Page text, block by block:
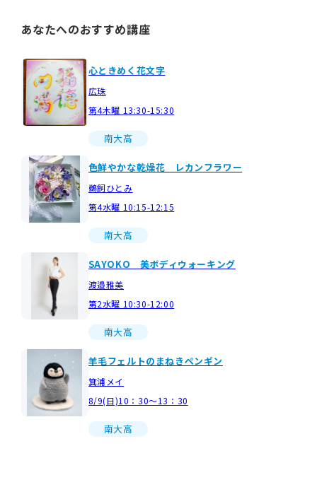
あなたへのおすすめ講座
心ときめく花文字
広珠
第4木曜 13:30-15:30
南大高
色鮮やかな乾燥花 レカンフラワー
鵜飼ひとみ
第4水曜 10:15-12:15
南大高
SAYOKO 美ボディウォーキング
渡邉雅美
第2水曜 10:30-12:00
南大高
羊毛フェルトのまねきペンギン
箕浦メイ
8/9(日)10：30～13：30
南大高